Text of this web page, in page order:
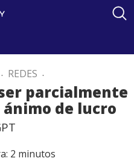
. REDES .
parcialmente
de lucro
2 minutos